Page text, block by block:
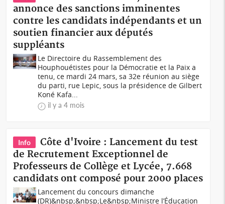
annonce des sanctions imminentes
contre les candidats indépendants et un
soutien financier aux députés
suppléants
Le Directoire du Rassemblement des
Houphouétistes pour la Démocratie et la Paix a
tenu, ce mardi 24 mars, sa 32e réunion au siège
du parti, rue Lepic, sous la présidence de Gilbert
Koné Kafa...
il y a 4 mois
Info
Côte d'Ivoire : Lancement du test
de Recrutement Exceptionnel de
Professeurs de Collège et Lycée, 7.668
candidats ont composé pour 2000 places
Lancement du concours dimanche
(DR)&nbsp;&nbsp;Le&nbsp;Ministre l’Éducation